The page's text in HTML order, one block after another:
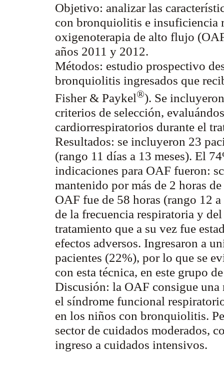
Objetivo: analizar las
con bronquiolitis e insuficiencia
oxigenoterapia de alto flujo
años 2011 y 2012.
Métodos: estudio prospectivo
bronquiolitis ingresados que
Fisher & Paykel®). Se
criterios de selección,
cardiorrespiratorios durante el
Resultados: se incluyeron 23
(rango 11 días a 13 meses). El
indicaciones para OAF fueron:
mantenido por más de 2 horas
OAF fue de 58 horas (rango 12
de la frecuencia respiratoria y
tratamiento que a su vez fue
efectos adversos. Ingresaron a
pacientes (22%), por lo que se
con esta técnica, en este grupo
Discusión: la OAF consigue una
el síndrome funcional
en los niños con bronquiolitis.
sector de cuidados moderados,
ingreso a cuidados intensivos.